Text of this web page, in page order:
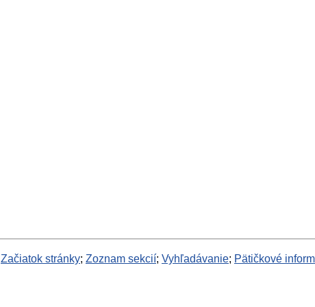
Začiatok stránky; Zoznam sekcií; Vyhľadávanie; Pätičkové